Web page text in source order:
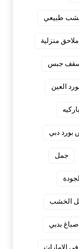
خشب طبيعي
ملاحق منزلية
جبس
العين
بورد دبي
جمل
الخشب
صباغ بدبي